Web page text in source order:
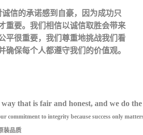
信的承诺感到自豪，因为成功只
重要。我们相信以诚信取胜会带来
平很重要，我们尊重地挑战我们看
确保每个人都遵守我们的价值观。
that is fair and honest, and we do
commitment to integrity because success only
装品质